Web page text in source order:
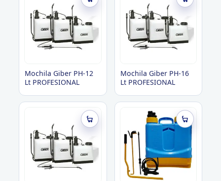
Mochila Giber PH-12
Lt PROFESIONAL
Mochila Giber PH-16
Lt PROFESIONAL
Por categorías
Por laboratorios
Capacitaciones
Próximas
Realizadas
Informes Técnicos
Latamplagas
Alacranes
Chinches de la cama
Cucarachas
Mosquitos